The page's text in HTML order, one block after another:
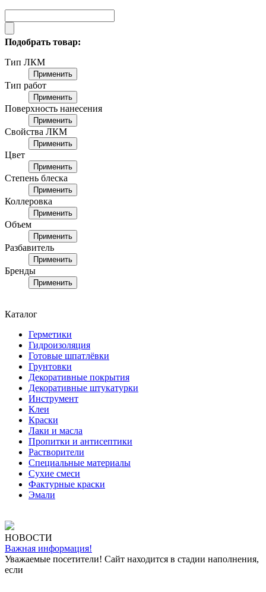
Подобрать товар:
Тип ЛКМ
Применить
Тип работ
Применить
Поверхность нанесения
Применить
Свойства ЛКМ
Применить
Цвет
Применить
Степень блеска
Применить
Коллеровка
Применить
Объем
Применить
Разбавитель
Применить
Бренды
Применить
Каталог
Герметики
Гидроизоляция
Готовые шпатлёвки
Грунтовки
Декоративные покрытия
Декоративные штукатурки
Инструмент
Клеи
Краски
Лаки и масла
Пропитки и антисептики
Растворители
Специальные материалы
Сухие смеси
Фактурные краски
Эмали
НОВОСТИ
Важная информация!
Уважаемые посетители! Сайт находится в стадии наполнения,
если